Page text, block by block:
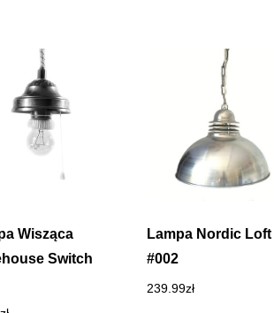
Wisząca
Switch
Lampa Nordic Loft
#002
239.99zł